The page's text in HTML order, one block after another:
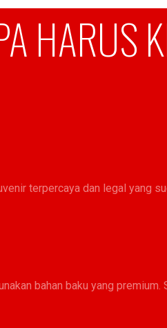
HARUS
terpercaya dan legal yang
bahan baku yang